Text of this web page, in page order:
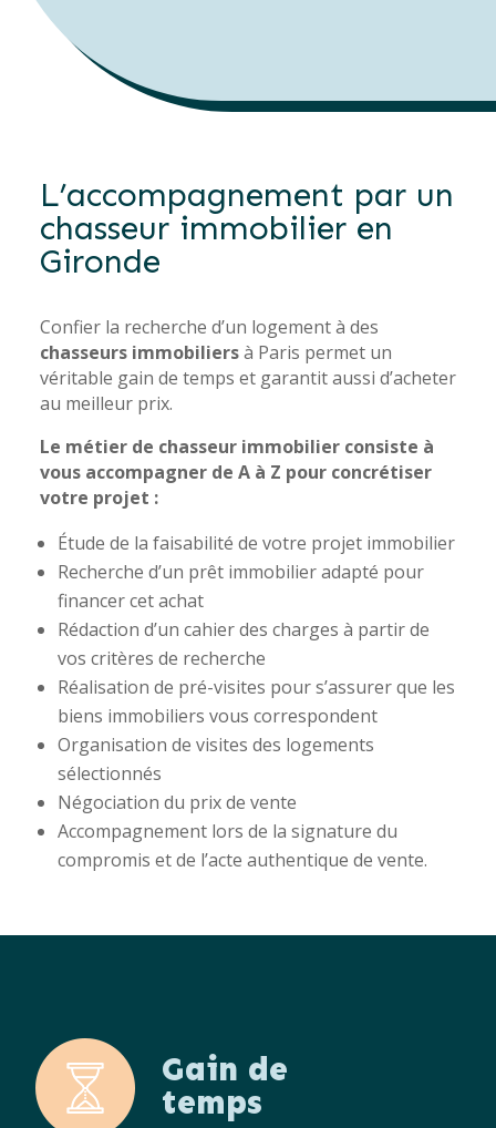
L’accompagnement par un
chasseur immobilier en
Gironde
Confier la recherche d’un logement à des
chasseurs immobiliersà Paris permet un
véritable gain de temps et garantit aussi d’acheter
au meilleur prix.
Le métier de chasseur immobilier consiste à
vous accompagner de A à Z pour concrétiser
votre projet :
Étude de la faisabilité de votre projet immobilier
Recherche d’un prêt immobilier adapté pour
financer cet achat
Rédaction d’un cahier des charges à partir de
vos critères de recherche
Réalisation de pré-visites pour s’assurer que les
biens immobiliers vous correspondent
Organisation de visites des logements
sélectionnés
Négociation du prix de vente
Accompagnement lors de la signature du
compromis et de l’acte authentique de vente.
Gain de
temps